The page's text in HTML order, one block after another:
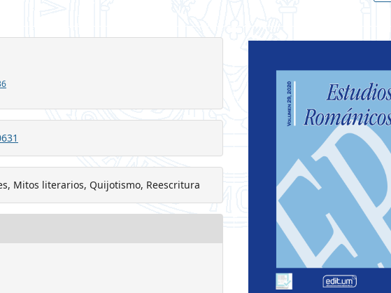
Mitos literarios, Quijotismo, Reescritura